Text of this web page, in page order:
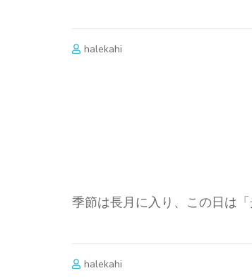
halekahi
季節は長月に入り、この日は
halekahi